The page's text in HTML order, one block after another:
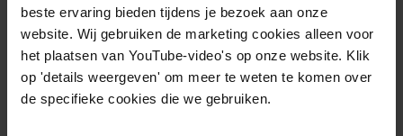
beste ervaring bieden tijdens je bezoek aan onze
website. Wij gebruiken de marketing cookies alleen voor
het plaatsen van YouTube-video's op onze website. Klik
op 'details weergeven' om meer te weten te komen over
de specifieke cookies die we gebruiken.
info@newenergycoalition.org
Bereikbaarheid
Ma-Do: 8:30-17:00 uur
Vrijdag: 8:30-11:00 uur